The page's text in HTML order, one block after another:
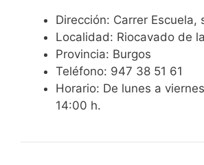
Dirección: Carrer Escuela,
Localidad: Riocavado de
Provincia: Burgos
Teléfono: 947 38 51 61
Horario: De lunes a
14:00 h.